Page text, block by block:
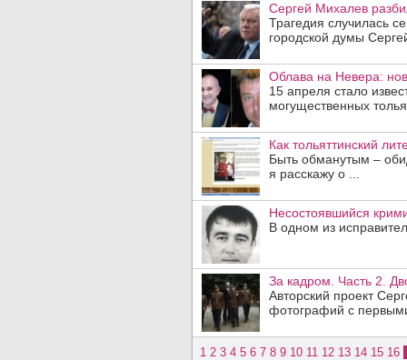
Сергей Михалев
Трагедия случилась
городской думы
Облава на Невера:
15 апреля стало
могущественных
Как тольяттинский
Быть обманутым –
я расскажу о ...
Несостоявшийся
В одном из
За кадром. Часть 2.
Авторский проект
фотографий с
1 2 3 4 5 6 7 8 9 10 11 12 13 14 15 16